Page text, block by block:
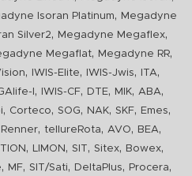
Isoran Platinum,
Megadyne
Silver2, Megadyne Megaflex,
Megaflat, Megadyne RR,
, IWIS-Elite, IWIS-Jwis, ITA,
I , IWIS-CF, DTE, MIK, ABA,
, Corteco, SOG, NAK, SKF, Emes,
Renner, tellureRota, AVO, BEA,
, LIMON , SIT, Sitex, Bowex,
, MF, SIT/Sati, DeltaPlus, Procera,